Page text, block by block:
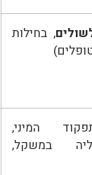
, בחילות
המיני,
במשקל,